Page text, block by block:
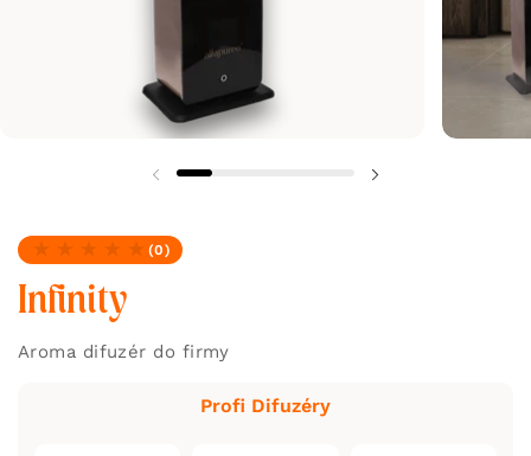
Žiadne recenzie
(0)
Infinity
Aroma difuzér do firmy
Profi Difuzéry